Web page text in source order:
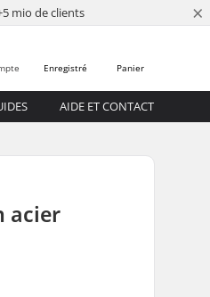
mio de clients ×
Panier
Enregistré
AIDE ET CONTACT
acier